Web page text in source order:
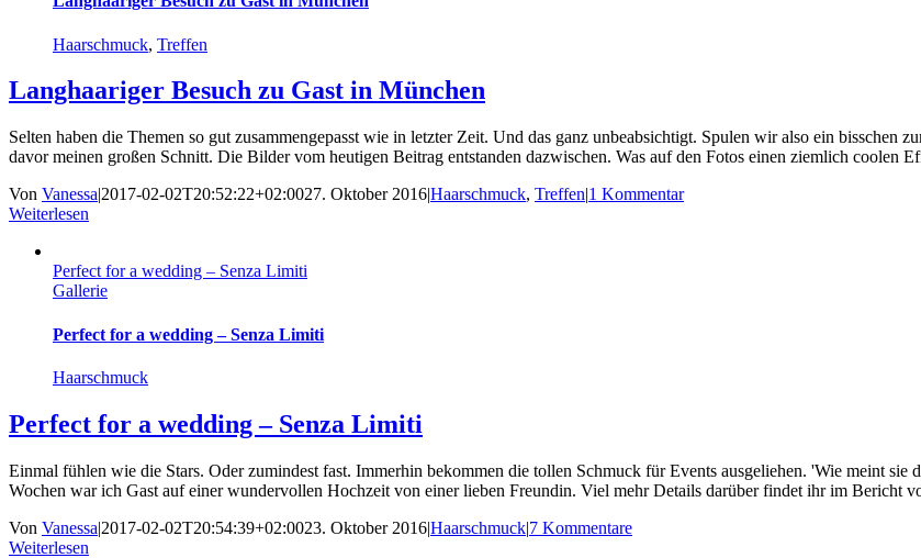
Haarschmuck, Treffen
Langhaariger Besuch zu Gast in München
Selten haben die Themen so gut zusammengepasst wie in letzter Zeit. Und das ganz unbeabsichtigt. Spulen wir also ein bisschen
davor meinen großen Schnitt. Die Bilder vom heutigen Beitrag entstanden dazwischen. Was auf den Fotos einen ziemlich coolen
Von Vanessa|2017-02-02T20:52:22+02:0027. Oktober 2016|Haarschmuck, Treffen|1 Kommentar
Weiterlesen
Perfect for a wedding – Senza Limiti
Gallerie
Perfect for a wedding – Senza Limiti
Haarschmuck
Perfect for a wedding – Senza Limiti
Einmal fühlen wie die Stars. Oder zumindest fast. Immerhin bekommen die tollen Schmuck für Events ausgeliehen. 'Wie meint sie
Wochen war ich Gast auf einer wundervollen Hochzeit von einer lieben Freundin. Viel mehr Details darüber findet ihr im Bericht
Von Vanessa|2017-02-02T20:54:39+02:0023. Oktober 2016|Haarschmuck|7 Kommentare
Weiterlesen